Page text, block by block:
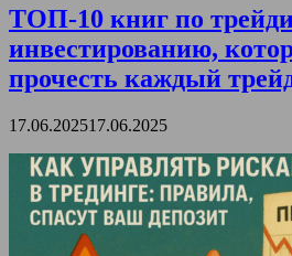
ТОП-10 книг по
инвестированию,
прочесть каждый
17.06.202517.06.2025